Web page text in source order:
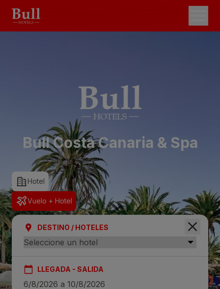
Bull Costa Canaria & Spa
Hotel
Vuelo + Hotel
DESTINO / HOTELES
LLEGADA - SALIDA